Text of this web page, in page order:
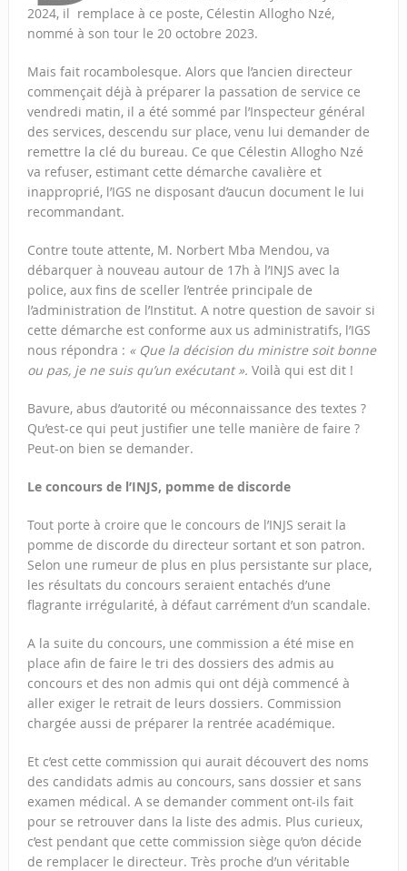
2024, il remplace à ce poste, Célestin Allogho Nzé,
nommé à son tour le 20 octobre 2023.
Mais fait rocambolesque. Alors que l’ancien directeur
commençait déjà à préparer la passation de service ce
vendredi matin, il a été sommé par l’Inspecteur général
des services, descendu sur place, venu lui demander de
remettre la clé du bureau. Ce que Célestin Allogho Nzé
va refuser, estimant cette démarche cavalière et
inapproprié, l’IGS ne disposant d’aucun document le lui
recommandant.
Contre toute attente, M. Norbert Mba Mendou, va
débarquer à nouveau autour de 17h à l’INJS avec la
police, aux fins de sceller l’entrée principale de
l’administration de l’Institut. A notre question de savoir si
cette démarche est conforme aux us administratifs, l’IGS
nous répondra : « Que la décision du ministre soit bonne
ou pas, je ne suis qu’un exécutant ». Voilà qui est dit !
Bavure, abus d’autorité ou méconnaissance des textes ?
Qu’est-ce qui peut justifier une telle manière de faire ?
Peut-on bien se demander.
Le concours de l’INJS, pomme de discorde
Tout porte à croire que le concours de l’INJS serait la
pomme de discorde du directeur sortant et son patron.
Selon une rumeur de plus en plus persistante sur place,
les résultats du concours seraient entachés d’une
flagrante irrégularité, à défaut carrément d’un scandale.
A la suite du concours, une commission a été mise en
place afin de faire le tri des dossiers des admis au
concours et des non admis qui ont déjà commencé à
aller exiger le retrait de leurs dossiers. Commission
chargée aussi de préparer la rentrée académique.
Et c’est cette commission qui aurait découvert des noms
des candidats admis au concours, sans dossier et sans
examen médical. A se demander comment ont-ils fait
pour se retrouver dans la liste des admis. Plus curieux,
c’est pendant que cette commission siège qu’on décide
de remplacer le directeur. Très proche d’un véritable